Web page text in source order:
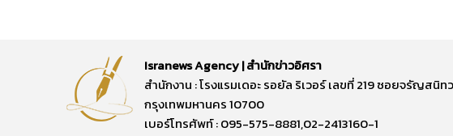
Isranews Agency | สำนักข่าวอิศรา
สำนักงาน : โรงแรมเดอะ รอยัล ริเวอร์ เลขที่ 219 ซอยจรัญส
กรุงเทพมหานคร 10700
เบอร์โทรศัพท์ : 095-575-8881,02-2413160-1